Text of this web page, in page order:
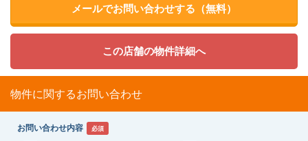
メールでお問い合わせする（無料）
この店舗の物件詳細へ
物件に関するお問い合わせ
お問い合わせ内容 必須